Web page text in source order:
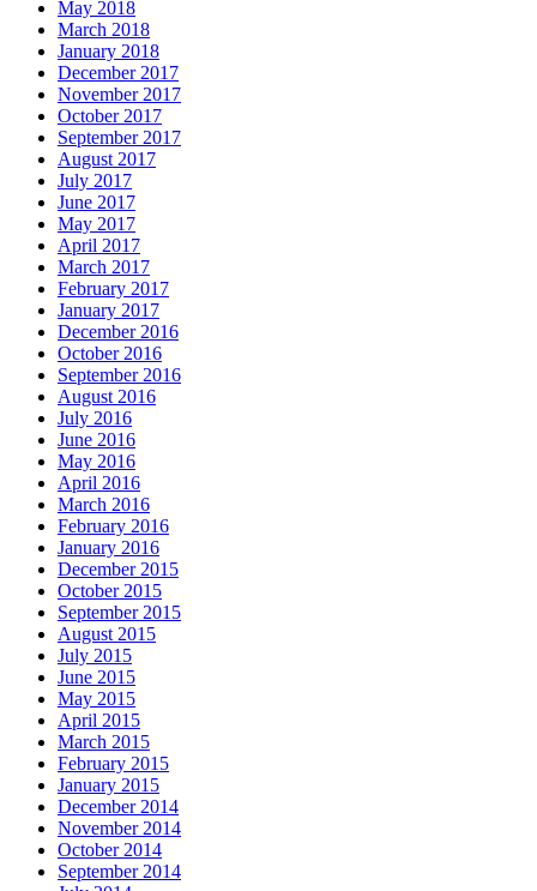
May 2018
March 2018
January 2018
December 2017
November 2017
October 2017
September 2017
August 2017
July 2017
June 2017
May 2017
April 2017
March 2017
February 2017
January 2017
December 2016
October 2016
September 2016
August 2016
July 2016
June 2016
May 2016
April 2016
March 2016
February 2016
January 2016
December 2015
October 2015
September 2015
August 2015
July 2015
June 2015
May 2015
April 2015
March 2015
February 2015
January 2015
December 2014
November 2014
October 2014
September 2014